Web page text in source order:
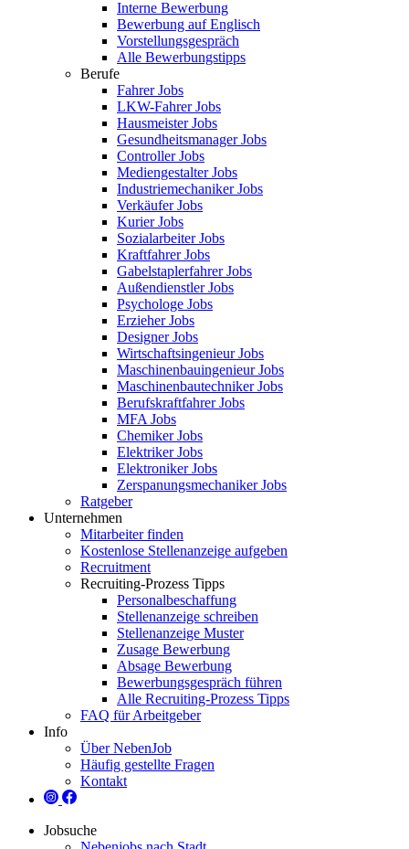
Interne Bewerbung
Bewerbung auf Englisch
Vorstellungsgespräch
Alle Bewerbungstipps
Berufe
Fahrer Jobs
LKW-Fahrer Jobs
Hausmeister Jobs
Gesundheitsmanager Jobs
Controller Jobs
Mediengestalter Jobs
Industriemechaniker Jobs
Verkäufer Jobs
Kurier Jobs
Sozialarbeiter Jobs
Kraftfahrer Jobs
Gabelstaplerfahrer Jobs
Außendienstler Jobs
Psychologe Jobs
Erzieher Jobs
Designer Jobs
Wirtschaftsingenieur Jobs
Maschinenbauingenieur Jobs
Maschinenbautechniker Jobs
Berufskraftfahrer Jobs
MFA Jobs
Chemiker Jobs
Elektriker Jobs
Elektroniker Jobs
Zerspanungsmechaniker Jobs
Ratgeber
Unternehmen
Mitarbeiter finden
Kostenlose Stellenanzeige aufgeben
Recruitment
Recruiting-Prozess Tipps
Personalbeschaffung
Stellenanzeige schreiben
Stellenanzeige Muster
Zusage Bewerbung
Absage Bewerbung
Bewerbungsgespräch führen
Alle Recruiting-Prozess Tipps
FAQ für Arbeitgeber
Info
Über NebenJob
Häufig gestellte Fragen
Kontakt
Jobsuche